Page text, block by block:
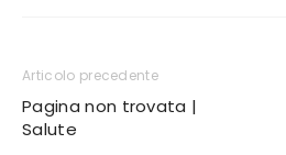
Articolo precedente
Pagina non trovata |
Salute